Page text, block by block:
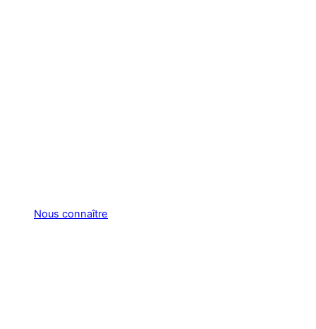
Nous connaître